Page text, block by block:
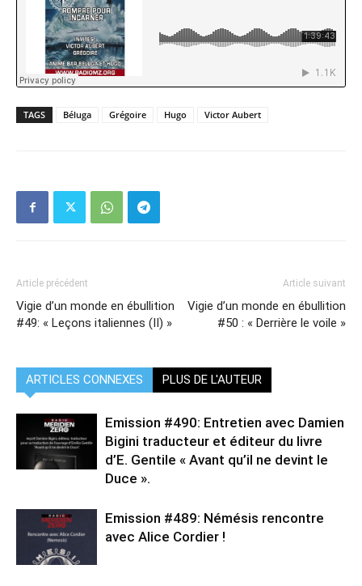
TAGS Béluga Grégoire Hugo Victor Aubert
Article précédent
Vigie d’un monde en ébullition
#49: « Leçons italiennes (II) »
Article suivant
Vigie d’un monde en ébullition
#50 : « Derrière le voile »
ARTICLES CONNEXES PLUS DE L'AUTEUR
Emission #490: Entretien avec Damien
Bigini traducteur et éditeur du livre
d’E. Gentile « Avant qu’il ne devint le
Duce ».
Emission #489: Némésis rencontre
avec Alice Cordier !